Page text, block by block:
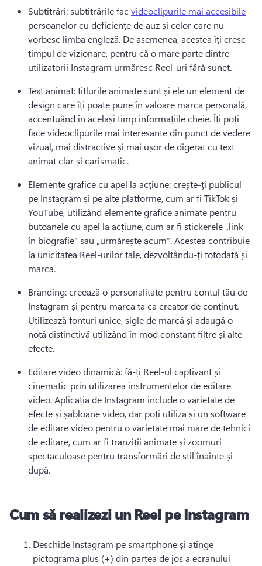
Subtitrări: subtitrările fac videoclipurile mai accesibile
persoanelor cu deficiențe de auz și celor care nu
vorbesc limba engleză. De asemenea, acestea îți cresc
timpul de vizionare, pentru că o mare parte dintre
utilizatorii Instagram urmăresc Reel-uri fără sunet.
Text animat: titlurile animate sunt și ele un element de
design care îți poate pune în valoare marca personală,
accentuând în același timp informațiile cheie. Îți poți
face videoclipurile mai interesante din punct de vedere
vizual, mai distractive și mai ușor de digerat cu text
animat clar și carismatic.
Elemente grafice cu apel la acțiune: crește-ți publicul
pe Instagram și pe alte platforme, cum ar fi TikTok și
YouTube, utilizând elemente grafice animate pentru
butoanele cu apel la acțiune, cum ar fi stickerele „link
în biografie” sau „urmărește acum”. Acestea contribuie
la unicitatea Reel-urilor tale, dezvoltându-ți totodată și
marca.
Branding: creează o personalitate pentru contul tău de
Utilizează fonturi unice, sigle de marcă și adaugă o
notă distinctivă utilizând în mod constant filtre și alte
efecte.
Editare video dinamică: fă-ți Reel-ul captivant și
cinematic prin utilizarea instrumentelor de editare
video. Aplicația de Instagram include o varietate de
efecte și șabloane video, dar poți utiliza și un software
de editare video pentru o varietate mai mare de tehnici
de editare, cum ar fi tranziții animate și zoomuri
spectaculoase pentru transformări de stil înainte și
după.
Cum să realizezi un Reel pe Instagram
Deschide Instagram pe smartphone și atinge
pictograma plus (+) din partea de jos a ecranului